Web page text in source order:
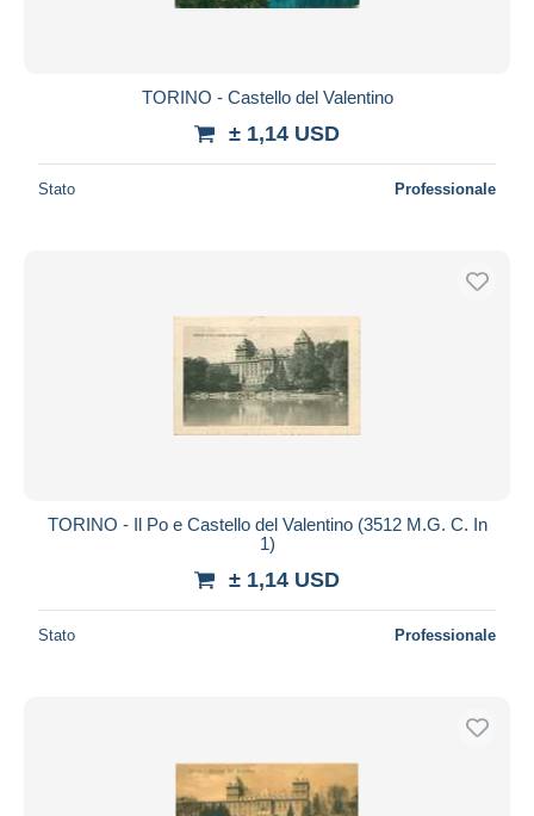
TORINO - Castello del Valentino
± 1,14 USD
Stato Professionale
TORINO - Il Po e Castello del Valentino (3512 M.G. C. In
1)
± 1,14 USD
Stato Professionale